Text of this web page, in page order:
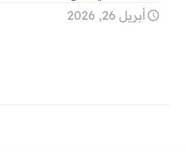
أبريل 26, 2026